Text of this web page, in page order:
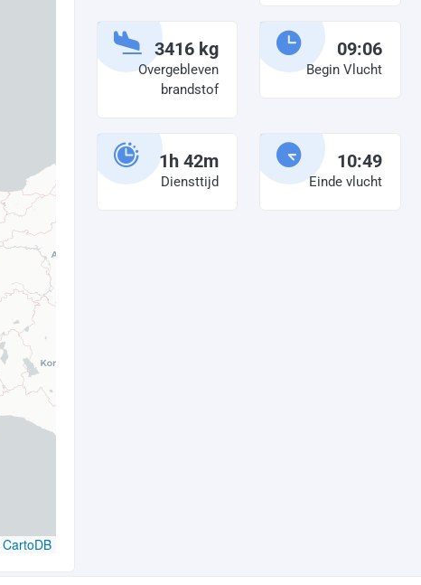
CartoDB
3416 kg
Overgebleven
brandstof
09:06
Begin Vlucht
1h 42m
Diensttijd
10:49
Einde vlucht